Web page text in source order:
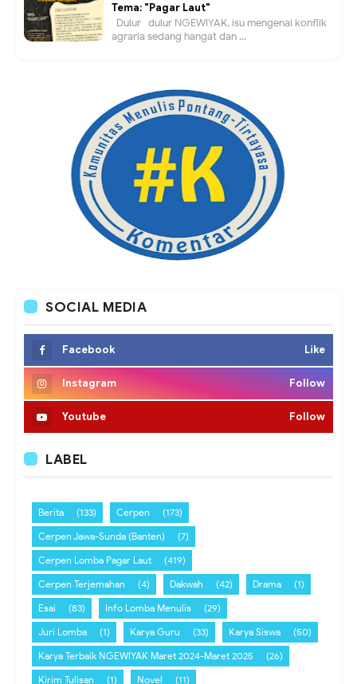
Tema: "Pagar Laut"
Dulur- dulur NGEWIYAK, isu mengenai konflik
agraria sedang hangat dan ...
SOCIAL MEDIA
Facebook Like
Instagram Follow
Youtube Follow
LABEL
Berita (133) Cerpen
(173)
Cerpen Jawa-Sunda (Banten)
(7)
Cerpen Lomba Pagar Laut
(419)
Cerpen Terjemahan
(4) Dakwah (42) Drama
(1)
Esai
(83) Info Lomba Menulis
(29)
Juri Lomba
(1) Karya Guru (33) Karya Siswa
(50)
Karya Terbaik NGEWIYAK Maret 2024-Maret 2025
(26)
Kirim Tulisan
(1) Novel (11)